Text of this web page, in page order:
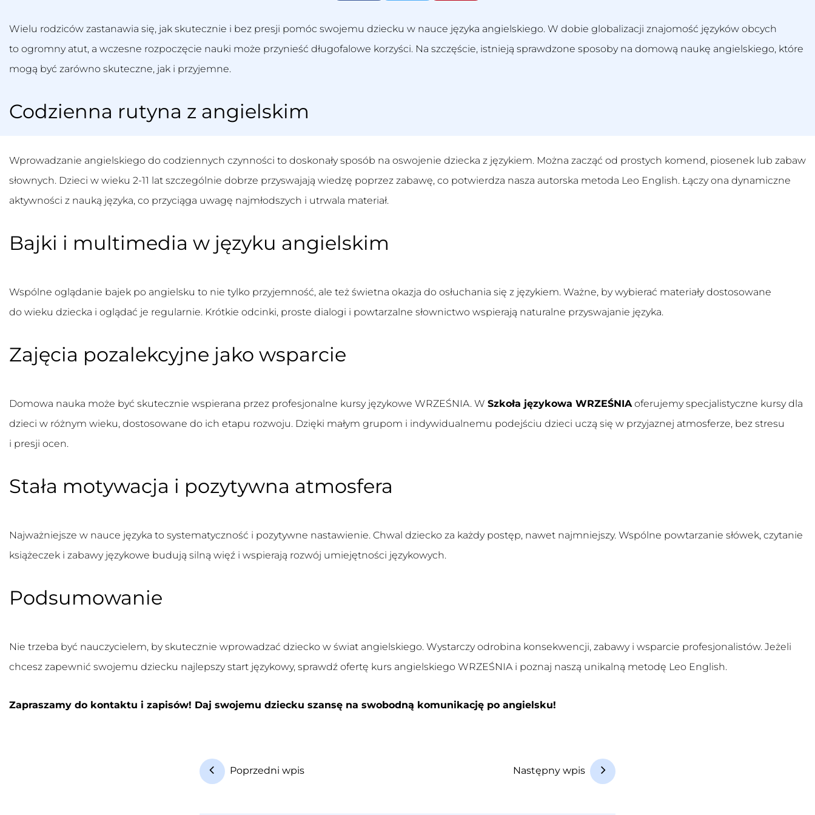
Wielu rodziców zastanawia się, jak skutecznie i bez presji pomóc swojemu dziecku w nauce języka angielskiego. W dobie globalizacji znajomość języków obcych
to ogromny atut, a wczesne rozpoczęcie nauki może przynieść długofalowe korzyści. Na szczęście, istnieją sprawdzone sposoby na domową naukę angielskiego, które
mogą być zarówno skuteczne, jak i przyjemne.
Codzienna rutyna z angielskim
Wprowadzanie angielskiego do codziennych czynności to doskonały sposób na oswojenie dziecka z językiem. Można zacząć od prostych komend, piosenek lub zabaw
słownych. Dzieci w wieku 2-11 lat szczególnie dobrze przyswajają wiedzę poprzez zabawę, co potwierdza nasza autorska metoda Leo English. Łączy ona dynamiczne
aktywności z nauką języka, co przyciąga uwagę najmłodszych i utrwala materiał.
Bajki i multimedia w języku angielskim
Wspólne oglądanie bajek po angielsku to nie tylko przyjemność, ale też świetna okazja do osłuchania się z językiem. Ważne, by wybierać materiały dostosowane
do wieku dziecka i oglądać je regularnie. Krótkie odcinki, proste dialogi i powtarzalne słownictwo wspierają naturalne przyswajanie języka.
Zajęcia pozalekcyjne jako wsparcie
Domowa nauka może być skutecznie wspierana przez profesjonalne kursy językowe WRZEŚNIA. W Szkoła językowa WRZEŚNIAoferujemy specjalistyczne kursy dla
dzieci w różnym wieku, dostosowane do ich etapu rozwoju. Dzięki małym grupom i indywidualnemu podejściu dzieci uczą się w przyjaznej atmosferze, bez stresu
i presji ocen.
Stała motywacja i pozytywna atmosfera
Najważniejsze w nauce języka to systematyczność i pozytywne nastawienie. Chwal dziecko za każdy postęp, nawet najmniejszy. Wspólne powtarzanie słówek, czytanie
książeczek i zabawy językowe budują silną więź i wspierają rozwój umiejętności językowych.
Podsumowanie
Nie trzeba być nauczycielem, by skutecznie wprowadzać dziecko w świat angielskiego. Wystarczy odrobina konsekwencji, zabawy i wsparcie profesjonalistów. Jeżeli
chcesz zapewnić swojemu dziecku najlepszy start językowy, sprawdź ofertę kurs angielskiego WRZEŚNIA i poznaj naszą unikalną metodę Leo English.
Zapraszamy do kontaktu i zapisów! Daj swojemu dziecku szansę na swobodną komunikację po angielsku!
N Poprzedni wpis Następny wpis